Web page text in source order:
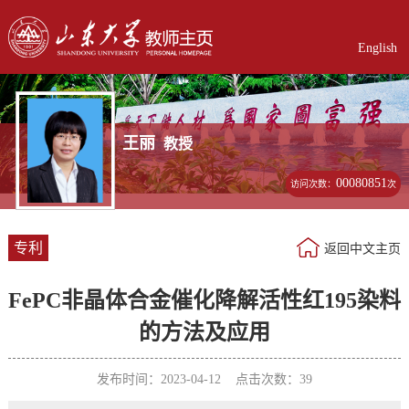
English
王丽 教授
访问次数：00080851次
专利 返回中文主页
FePC非晶体合金催化降解活性红195染料
的方法及应用
发布时间：2023-04-12 点击次数： 39